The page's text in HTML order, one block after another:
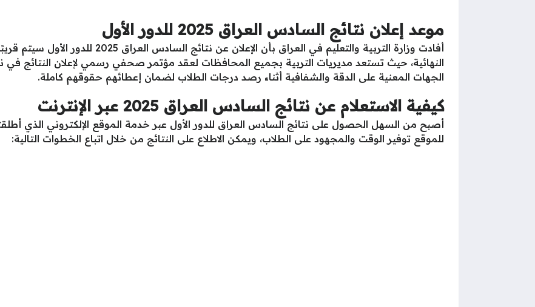
موعد إعلان نتائج السادس العراق 2025 للدور الأول
أفادت وزارة التربية والتعليم في العراق بأن
النهائية، حيث تستعد مديريات التربية بجميع المحافظات لعقد مؤتمر صحفي رسمي لإعلان النتائج
الجهات المعنية على الدقة والشفافية أثناء رصد درجات الطلاب لضمان إعطائهم حقوقهم كاملة.
كيفية الاستعلام عن نتائج السادس العراق 2025 عبر الإنترنت
أصبح من السهل الحصول على نتائج السادس العراق للدور الأول عبر خدمة الموقع الإلكتروني الذي أطلقته
للموقع توفير الوقت والمجهود على الطلاب، ويمكن الاطلاع على النتائج من خلال اتباع الخطوات التالية: